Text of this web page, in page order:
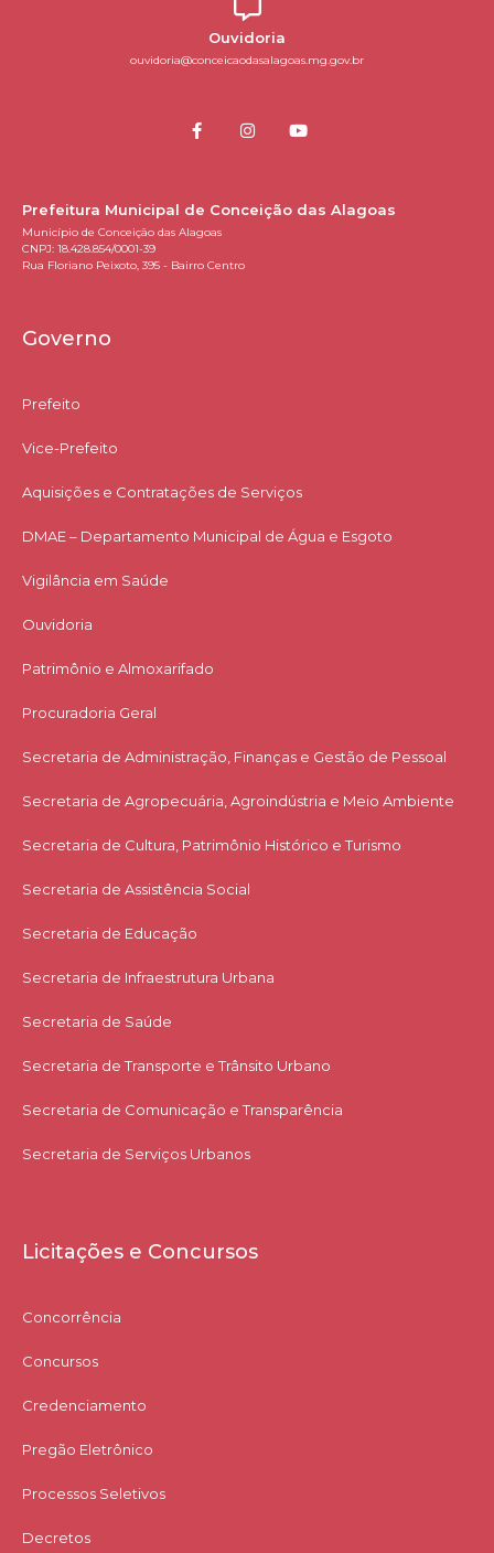
Ouvidoria
ouvidoria@conceicaodasalagoas.mg.gov.br
Prefeitura Municipal de Conceição das Alagoas
Município de Conceição das Alagoas
CNPJ: 18.428.854/0001-39
Rua Floriano Peixoto, 395 - Bairro Centro
Governo
Prefeito
Vice-Prefeito
Aquisições e Contratações de Serviços​
DMAE – Departamento Municipal de Água e Esgoto
Vigilância em Saúde
Ouvidoria
Patrimônio e Almoxarifado
Procuradoria Geral
Secretaria de Administração, Finanças e Gestão de Pessoal
Secretaria de Agropecuária, Agroindústria e Meio Ambiente
Secretaria de Cultura, Patrimônio Histórico e Turismo
Secretaria de Assistência Social
Secretaria de Educação
Secretaria de Infraestrutura Urbana
Secretaria de Saúde
Secretaria de Transporte e Trânsito Urbano
Secretaria de Comunicação e Transparência
Secretaria de Serviços Urbanos
Licitações e Concursos
Concorrência
Concursos
Credenciamento
Pregão Eletrônico
Processos Seletivos
Decretos